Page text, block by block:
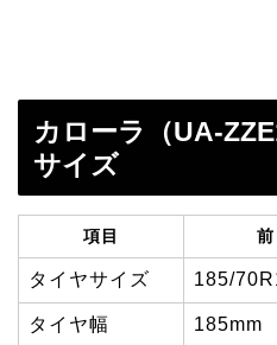
カローラ（UA-
サイズ
項目 前
タイヤサイズ 185/
タイヤ幅 185mm